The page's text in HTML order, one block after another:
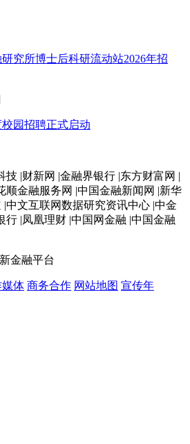
究所博士后科研流动站2026年招
园招聘正式启动
技 |财新网 |金融界银行 |东方财富网 |
顺金融服务网 |中国金融新闻网 |新华
|中文互联网数据研究资讯中心 |中金
行 |凤凰理财 |中国网金融 |中国金融
金融平台
体 商务合作 网站地图 宣传年